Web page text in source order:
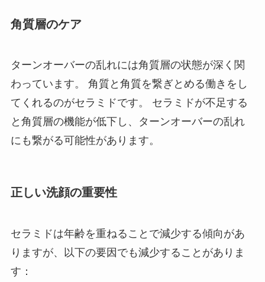
角質層のケア
ターンオーバーの乱れには角質層の状態が深く関
わっています。 角質と角質を繋ぎとめる働きをし
てくれるのがセラミドです。 セラミドが不足する
と角質層の機能が低下し、ターンオーバーの乱れ
にも繋がる可能性があります。
正しい洗顔の重要性
セラミドは年齢を重ねることで減少する傾向があ
りますが、以下の要因でも減少することがありま
す：